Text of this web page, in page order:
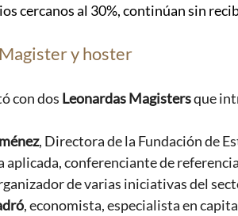
cercanos al 30%, continúan sin
y hoster
con dos Leonardas Magisters que
, Directora de la Fundación de
aplicada, conferenciante de
de varias iniciativas del
, economista, especialista en